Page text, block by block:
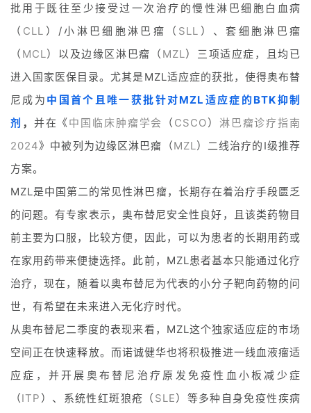
批用于既往至少接受过一次治疗的慢性淋巴细胞白血病
（ CLL ）/小淋巴细胞淋巴瘤（ SLL ）、套细胞淋巴瘤
（ MCL ）以及边缘区淋巴瘤（ MZL ）三项适应症，且均已
进入国家医保目录。尤其是MZL适应症的获批，使得奥布替
尼成为 中国首个且唯一获批针对MZL适应症的BTK抑制
剂 ， 并在《中国临床肿瘤学会 （ CSCO） 淋巴瘤诊疗指南
2024》中被列为边缘区淋巴瘤（MZL ）二线治疗的I级推荐
方案。
MZL是中国第二的常见性淋巴瘤，长期存在着治疗手段匮乏
的问题。有专家表示，奥布替尼安全性良好，且该类药物目
前主要为口服，比较方便，因此，可以为患者的长期用药或
在家用药带来便捷选择。此前，MZL患者基本只能通过化疗
治疗，现在，随着以奥布替尼为代表的小分子靶向药物的问
世，有希望在未来进入无化疗时代。
从奥布替尼二季度的表现来看，MZL这个独家适应症的市场
空间正在快速释放。而诺诚健华也将积极推进一线血液瘤适
应症，并开展奥布替尼治疗原发免疫性血小板减少症
（ITP ）、系统性红斑狼疮（ SLE）等多种自身免疫性疾病